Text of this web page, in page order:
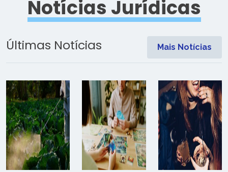
Notícias Jurídicas
Últimas Notícias Mais Notícias